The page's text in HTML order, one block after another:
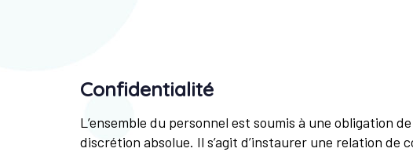
Confidentialité
L’ensemble du personnel est soumis à une obligation
discrétion absolue. Il s’agit d’instaurer une relation de